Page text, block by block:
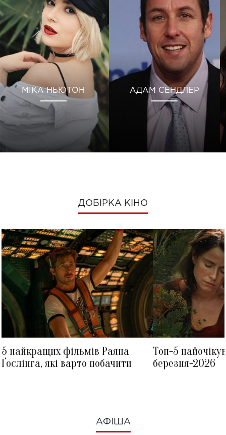
МІКА НЬЮТОН АДАМ СЕНДЛЕР
ДОБІРКА КІНО
5 найкращих фільмів Раяна
Ґослінга, які варто побачити
Топ-5
березня-2026
АФІША